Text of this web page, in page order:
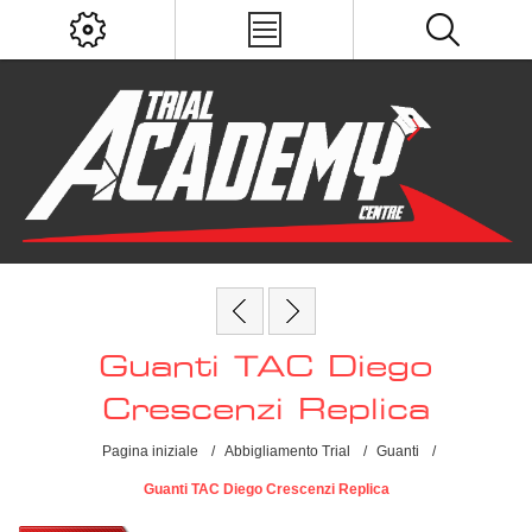
Guanti TAC Diego
Crescenzi Replica
Pagina iniziale / Abbigliamento Trial / Guanti /
Guanti TAC Diego Crescenzi Replica